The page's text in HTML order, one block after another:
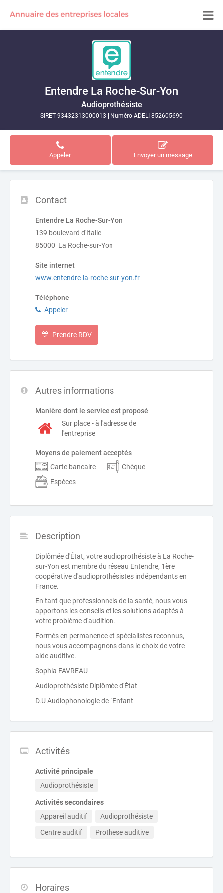
Entendre La Roche-Sur-Yon
Audioprothésiste
SIRET 93432313000013 Numéro ADELI 852605690
Appeler Envoyer un message
Contact
Entendre La Roche-Sur-Yon
139 boulevard d'Italie
85000 La Roche-sur-Yon
Site internet
www.entendre-la-roche-sur-yon.fr
Téléphone
Appeler
Prendre RDV
Autres informations
Manière dont le service est proposé
Sur place - à l'adresse de
l'entreprise
Moyens de paiement acceptés
Carte bancaire
Chèque
Espèces
Description
Diplômée d'État, votre audioprothésiste à La Roche-
sur-Yon est membre du réseau Entendre, 1ère
coopérative d'audioprothésistes indépendants en
France.
En tant que professionnels de la santé, nous vous
apportons les conseils et les solutions adaptés à
votre problème d'audition.
Formés en permanence et spécialistes reconnus,
nous vous accompagnons dans le choix de votre
aide auditive.
Sophia FAVREAU
Audioprothésiste Diplômée d'État
D.U Audiophonologie de l'Enfant
Activités
Activité principale
Audioprothésiste
Activités secondaires
Appareil auditif
Audioprothésiste
Centre auditif
Prothese auditive
Horaires